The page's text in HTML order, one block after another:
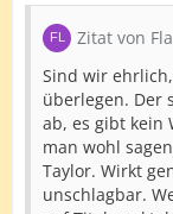
Luke Littler
East Europe
Krzysztof
Radek
Adam Gawlas
Zitat von
Sind wir
überlegen. Der
ab, es gibt kein
man wohl
Taylor. Wirkt
unschlagbar.